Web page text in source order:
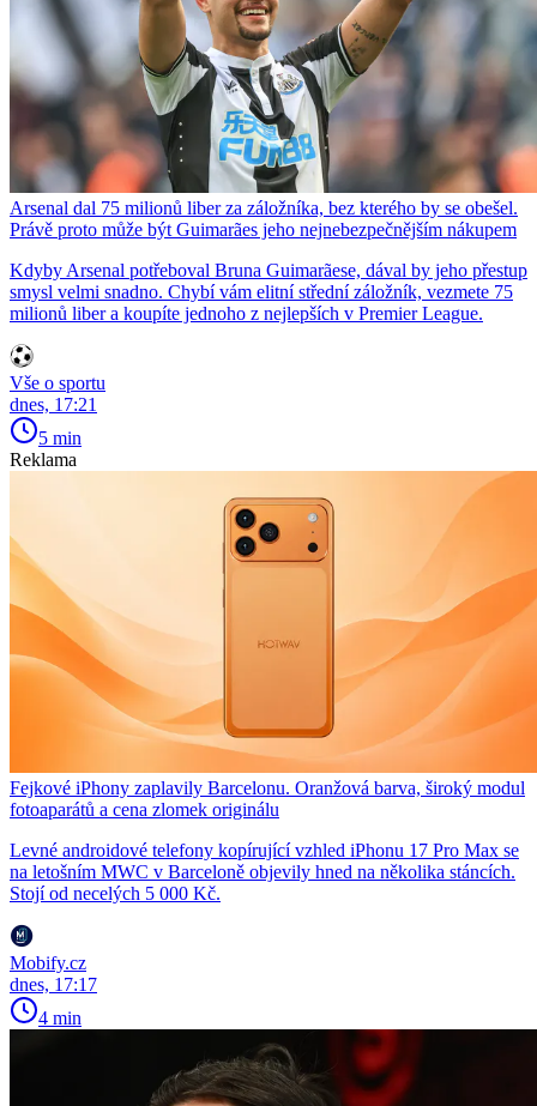
Arsenal dal 75 milionů liber za záložníka, bez kterého by se obešel.
Právě proto může být Guimarães jeho nejnebezpečnějším nákupem
Kdyby Arsenal potřeboval Bruna Guimarãese, dával by jeho přestup
smysl velmi snadno. Chybí vám elitní střední záložník, vezmete 75
milionů liber a koupíte jednoho z nejlepších v Premier League.
Vše o sportu
dnes, 17:21
5 min
Reklama
Fejkové iPhony zaplavily Barcelonu. Oranžová barva, široký modul
fotoaparátů a cena zlomek originálu
Levné androidové telefony kopírující vzhled iPhonu 17 Pro Max se
na letošním MWC v Barceloně objevily hned na několika stáncích.
Stojí od necelých 5 000 Kč.
Mobify.cz
dnes, 17:17
4 min